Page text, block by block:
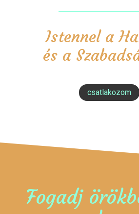
Istennel a
és a
csatlakozom
Fogadj